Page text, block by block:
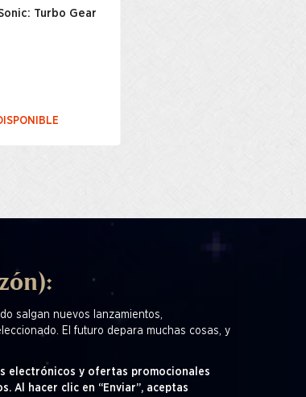
Turbo Gear
salgan nuevos lanzamientos,
El futuro depara muchas cosas, y
electrónicos y ofertas promocionales
Al hacer clic en “Enviar”, aceptas